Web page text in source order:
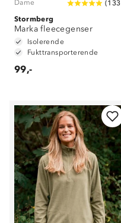
Dame (133
Stormberg
Marka fleecegenser
Isolerende
Fukttransporterende
99,-